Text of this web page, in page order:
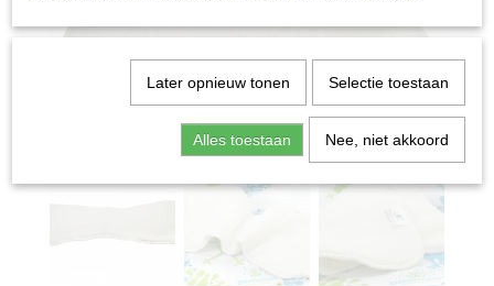
Later opnieuw tonen Selectie toestaan
Alles toestaan Nee, niet akkoord